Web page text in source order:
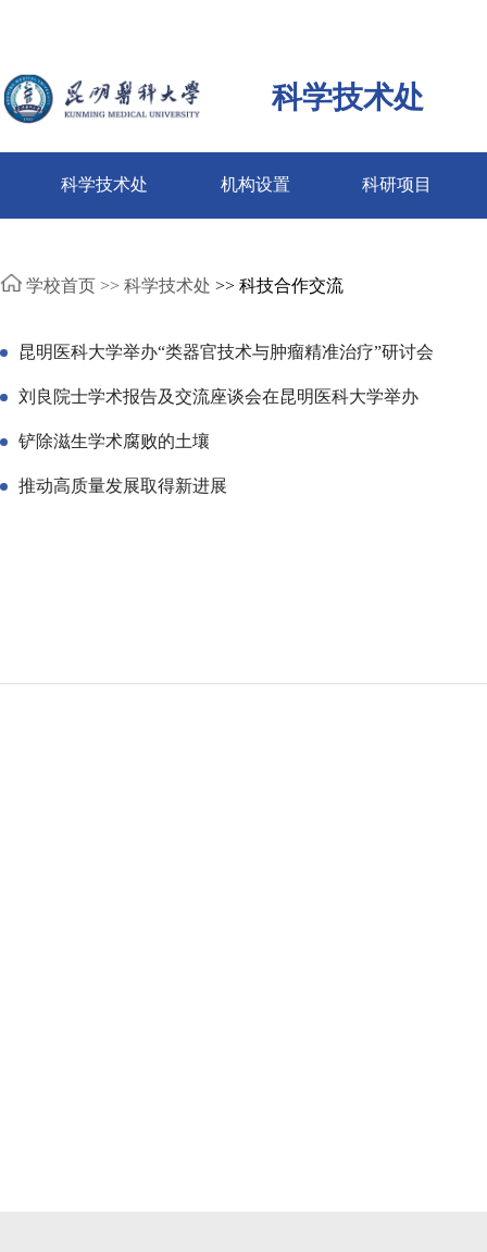
科学技术处
科学技术处 机构设置 科研项目
学校首页 >> 科学技术处 >> 科技合作交流
昆明医科大学举办“类器官技术与肿瘤精准治疗”研讨会
刘良院士学术报告及交流座谈会在昆明医科大学举办
铲除滋生学术腐败的土壤
推动高质量发展取得新进展